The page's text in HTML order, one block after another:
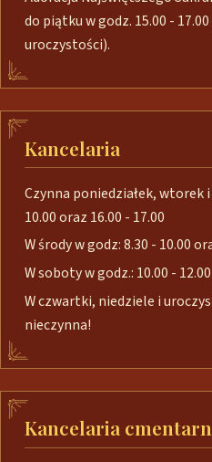
do piątku w godz. 15.00 -
uroczystości).
Kancelaria
Czynna poniedziałek, wtorek
10.00 oraz 16.00 - 17.00
W środy w godz: 8.30 - 10.00
W soboty w godz.: 10.00 - 12.00
W czwartki, niedziele i
nieczynna!
Kancelaria